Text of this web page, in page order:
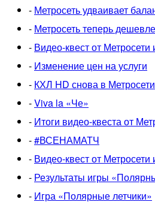
- Метросеть удваивает
- Метросеть теперь дешевле
- Видео-квест от Метросети
- Изменение цен на услуги
- КХЛ HD снова в Метросети
-Viva la «Че»
- Итоги видео-квеста от
-#ВСЕНАМАТЧ
- Видео-квест от Метросети
- Результаты игры
- Игра «Полярные летчики»